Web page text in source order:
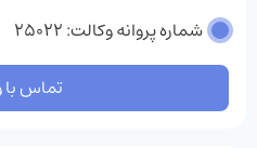
شماره پروانه وکالت: 25022
تماس با